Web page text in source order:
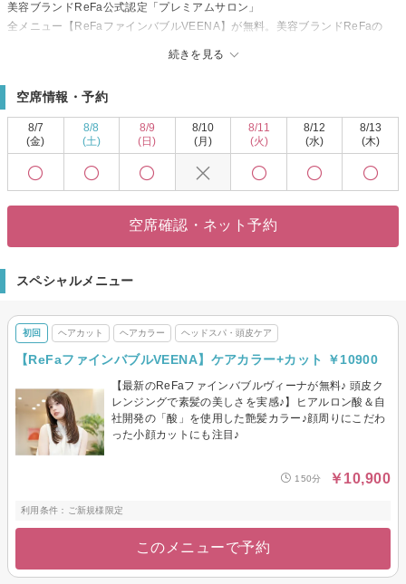
続きを見る
美容ブランドReFa公式認定「プレミアムサロン」
全メニュー【ReFaファインバブルVEENA】が無料。美容ブランドReFaの
✄✄
自社開発の髪質改善トリートメントが大人気♪
Zinaだからこそ提供できる自社開発の髪質改善メニューが大好評♪髪質で悩ん
✄✄✄
Zinaで美髪ケアを始めてみませんか？お客様の頭皮と髪の健康をお手伝いさ
空席情報・予約
8/7
(金)
8/8
(土)
8/9
(日)
8/10
(月)
8/11
(火)
8/12
(水)
8/13
(木)
空席確認・ネット予約
スペシャルメニュー
初回 ヘアカット ヘアカラー ヘッドスパ・頭皮ケア
【ReFaファインバブルVEENA】ケアカラー+カット ￥10900
【最新のReFaファインバブルヴィーナが無料♪ 頭皮ク
レンジングで素髪の美しさを実感♪】ヒアルロン酸＆自
社開発の「酸」を使用した艶髪カラー♪顔周りにこだわ
った小顔カットにも注目♪
150分 ￥10,900
利用条件：ご新規様限定
このメニューで予約